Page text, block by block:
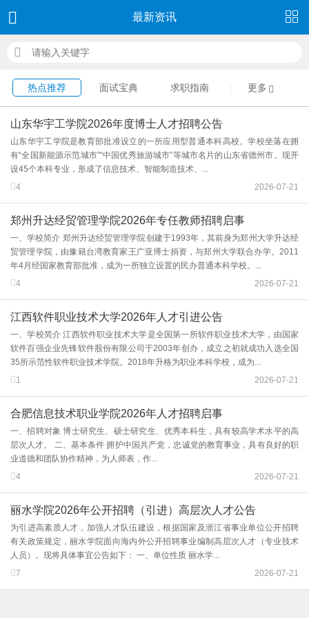
最新资讯
热点推荐 面试宝典 求职指南 更多
山东华宇工学院2026年度博士人才招聘公告
山东华宇工学院是教育部批准设立的一所应用型普通本科高校。学校坐落在拥
有“全国新能源示范城市”“中国优秀旅游城市”等城市名片的山东省德州市。现开
设45个本科专业，形成了信息技术、智能制造技术、...
4
2026-07-21
郑州升达经贸管理学院2026年专任教师招聘启事
一、学校简介 郑州升达经贸管理学院创建于1993年，其前身为郑州大学升达经
贸管理学院，由豫籍台湾教育家王广亚博士捐资，与郑州大学联合办学。2011
年4月经国家教育部批准，成为一所独立设置的民办普通本科学校。...
4
2026-07-21
江西软件职业技术大学2026年人才引进公告
一、学校简介 江西软件职业技术大学是全国第一所软件职业技术大学，由国家
软件百强企业先锋软件股份有限公司于2003年创办，成立之初就成功入选全国
35所示范性软件职业技术学院。2018年升格为职业本科学校，成为...
1
2026-07-21
合肥信息技术职业学院2026年人才招聘启事
一、招聘对象 博士研究生、硕士研究生、优秀本科生，具有较高学术水平的高
层次人才。 二、基本条件 拥护中国共产党，忠诚党的教育事业，具有良好的职
业道德和团队协作精神，为人师表，作...
4
2026-07-21
丽水学院2026年公开招聘（引进）高层次人才公告
为引进高素质人才，加强人才队伍建设，根据国家及浙江省事业单位公开招聘
有关政策规定，丽水学院面向海内外公开招聘事业编制高层次人才（专业技术
人员）。现将具体事宜公告如下： 一、单位性质 丽水学...
7
2026-07-21